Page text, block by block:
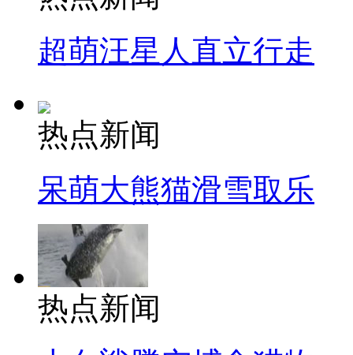
超萌汪星人直立行走
热点新闻
呆萌大熊猫滑雪取乐
热点新闻